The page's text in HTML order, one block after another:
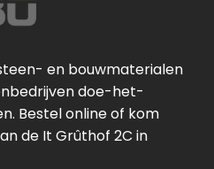
en bouwmaterialen
doe-het-
Bestel online of kom
de It Grûthof 2C in